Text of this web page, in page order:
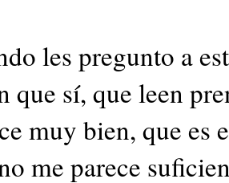
les pregunto a
que sí, que leen
muy bien, que es
me parece